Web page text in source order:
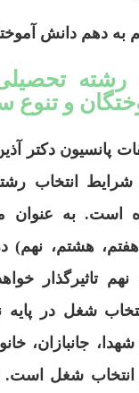
به دهم دانش
رشته
و تنوع
پانسیون دکتر
انتخاب
است. به عنوان
هشتم، نهم)
تاثیرگذار
شغل در پایه
جانبازان،
انتخاب شغل است.